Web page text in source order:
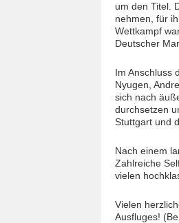
um den Titel.
nehmen, für
Wettkampf
Deutscher
Im Anschluss
Nyugen,
sich nach
durchsetzen
Stuttgart und
Nach einem
Zahlreiche
vielen
Vielen
Ausfluges!